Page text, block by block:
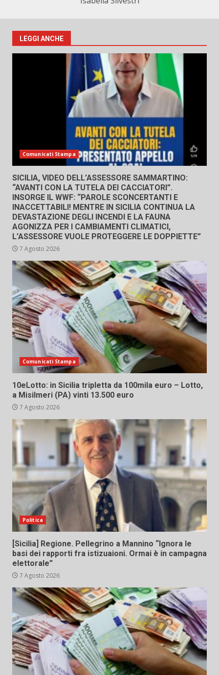
LEGGI ANCHE
Comunicati Stampa
SICILIA, VIDEO DELL’ASSESSORE SAMMARTINO:
“AVANTI CON LA TUTELA DEI CACCIATORI”.
INSORGE IL WWF: “PAROLE SCONCERTANTI E
INACCETTABILI! MENTRE IN SICILIA CONTINUA LA
DEVASTAZIONE DEGLI INCENDI E LA FAUNA
AGONIZZA PER I CAMBIAMENTI CLIMATICI,
L’ASSESSORE VUOLE PROTEGGERE LE DOPPIETTE”
7 Agosto 2026
Comunicati Stampa
10eLotto: in Sicilia tripletta da 100mila euro – Lotto,
a Misilmeri (PA) vinti 13.500 euro
7 Agosto 2026
Politica
[Sicilia] Regione. Pellegrino a Mannino “Ignora le
basi dei rapporti fra istizuaioni. Ormai è in campagna
elettorale”
7 Agosto 2026